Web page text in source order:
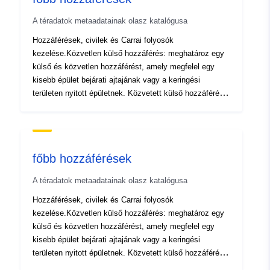
geometrie originali dalla
carta tecnica regionale e
succ...
A téradatok metaadatainak olasz katalógusa
Hozzáférések, civilek és Carrai folyosók
kezelése.Közvetlen külső hozzáférés: meghatároz egy
külső és közvetlen hozzáférést, amely megfelel egy
kisebb épület bejárati ajtajának vagy a keringési
területen nyitott épületnek. Közvetett külső hozzáférés:
belső tér között, amelyen keresztül egy kisebb épület
tengelytávot határoz meg, amely egybeeshet egy külső
Carrai folyosók kezelése.Közvetlen külső hozzáférés:
meghatároz egy külső és közvetlen hozzáférést, amely
megfelel egy kisebb épület bejárati ajtajának vagy a
keringési területen nyitott épületnek. Közvetett külső
hozzáférés: meghatározza a külső hozzáférést, és egy
materializált megosztottságon helyezkedik el a keringési
főbb hozzáférések
A téradatok metaadatainak olasz katalógusa
Hozzáférések, civilek és Carrai folyosók
kezelése.Közvetlen külső hozzáférés: meghatároz egy
külső és közvetlen hozzáférést, amely megfelel egy
kisebb épület bejárati ajtajának vagy a keringési
területen nyitott épületnek. Közvetett külső hozzáférés: